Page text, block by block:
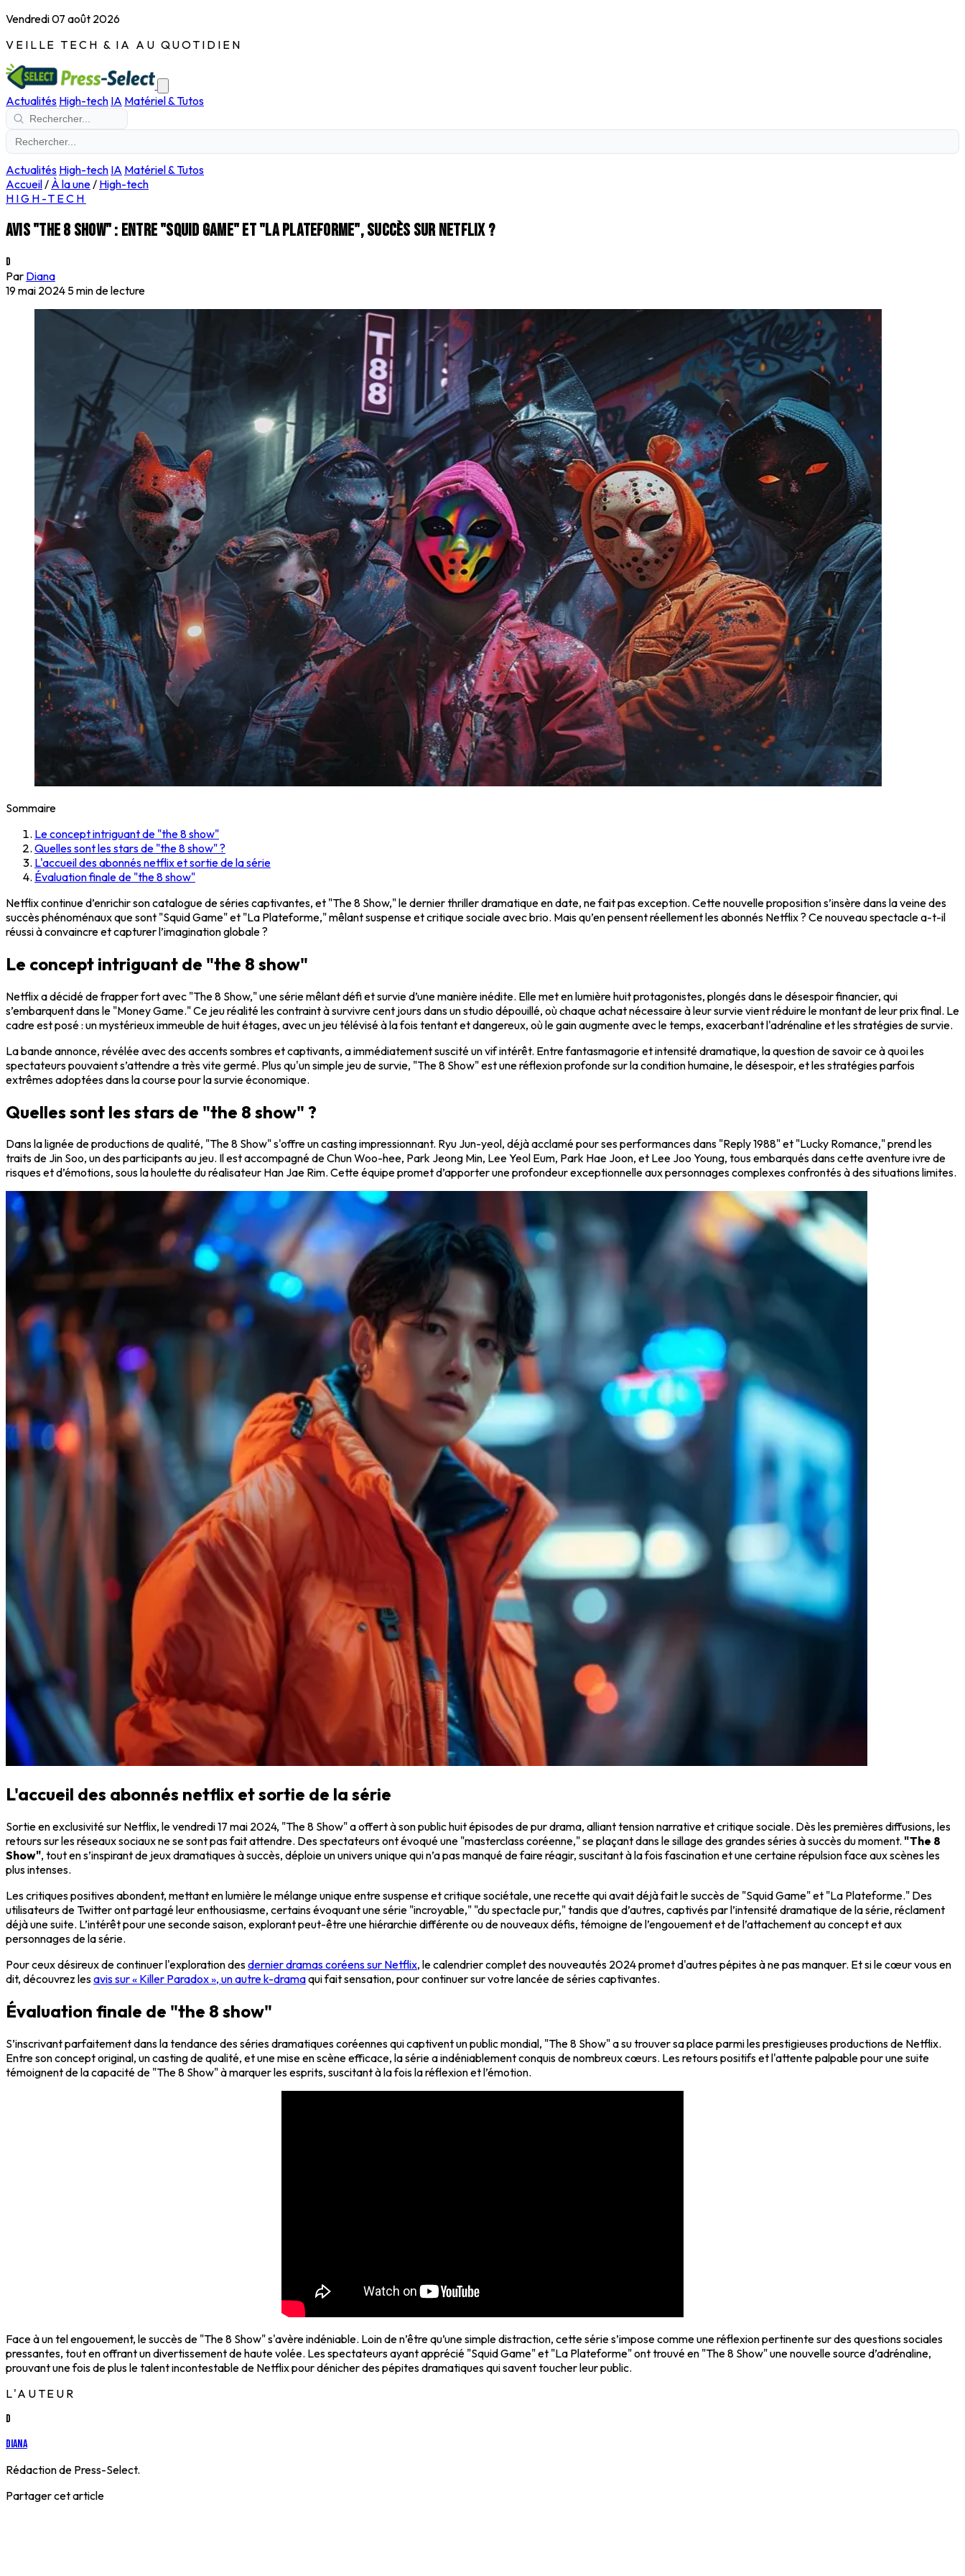
Vendredi 07 août 2026
VEILLE TECH & IA AU QUOTIDIEN
Actualités High-tech IA Matériel & Tutos
Actualités High-tech IA Matériel & Tutos
Accueil/ À la une/ High-tech
HIGH-TECH
Avis "The 8 show" : entre "Squid Game" et "La plateforme", succès sur Netflix ?
D
Par Diana
19 mai 2024 5 min de lecture
Sommaire
Le concept intriguant de "the 8 show"
Quelles sont les stars de "the 8 show" ?
L'accueil des abonnés netflix et sortie de la série
Évaluation finale de "the 8 show"
Netflix continue d’enrichir son catalogue de séries captivantes, et "The 8 Show," le dernier thriller dramatique en date, ne fait pas exception. Cette nouvelle proposition s’insère dans la veine des
succès phénoménaux que sont "Squid Game" et "La Plateforme," mêlant suspense et critique sociale avec brio. Mais qu’en pensent réellement les abonnés Netflix ? Ce nouveau spectacle a-t-il
réussi à convaincre et capturer l’imagination globale ?
Le concept intriguant de "the 8 show"
Netflix a décidé de frapper fort avec "The 8 Show," une série mêlant défi et survie d’une manière inédite. Elle met en lumière huit protagonistes, plongés dans le désespoir financier, qui
s’embarquent dans le "Money Game." Ce jeu réalité les contraint à survivre cent jours dans un studio dépouillé, où chaque achat nécessaire à leur survie vient réduire le montant de leur prix final. Le
cadre est posé : un mystérieux immeuble de huit étages, avec un jeu télévisé à la fois tentant et dangereux, où le gain augmente avec le temps, exacerbant l'adrénaline et les stratégies de survie.
La bande annonce, révélée avec des accents sombres et captivants, a immédiatement suscité un vif intérêt. Entre fantasmagorie et intensité dramatique, la question de savoir ce à quoi les
spectateurs pouvaient s’attendre a très vite germé. Plus qu'un simple jeu de survie, "The 8 Show" est une réflexion profonde sur la condition humaine, le désespoir, et les stratégies parfois
extrêmes adoptées dans la course pour la survie économique.
Quelles sont les stars de "the 8 show" ?
Dans la lignée de productions de qualité, "The 8 Show" s'offre un casting impressionnant. Ryu Jun-yeol, déjà acclamé pour ses performances dans "Reply 1988" et "Lucky Romance," prend les
traits de Jin Soo, un des participants au jeu. Il est accompagné de Chun Woo-hee, Park Jeong Min, Lee Yeol Eum, Park Hae Joon, et Lee Joo Young, tous embarqués dans cette aventure ivre de
risques et d’émotions, sous la houlette du réalisateur Han Jae Rim. Cette équipe promet d’apporter une profondeur exceptionnelle aux personnages complexes confrontés à des situations limites.
L'accueil des abonnés netflix et sortie de la série
Sortie en exclusivité sur Netflix, le vendredi 17 mai 2024, "The 8 Show" a offert à son public huit épisodes de pur drama, alliant tension narrative et critique sociale. Dès les premières diffusions, les
retours sur les réseaux sociaux ne se sont pas fait attendre. Des spectateurs ont évoqué une "masterclass coréenne," se plaçant dans le sillage des grandes séries à succès du moment. "The 8
Show", tout en s’inspirant de jeux dramatiques à succès, déploie un univers unique qui n’a pas manqué de faire réagir, suscitant à la fois fascination et une certaine répulsion face aux scènes les
plus intenses.
Les critiques positives abondent, mettant en lumière le mélange unique entre suspense et critique sociétale, une recette qui avait déjà fait le succès de "Squid Game" et "La Plateforme." Des
utilisateurs de Twitter ont partagé leur enthousiasme, certains évoquant une série "incroyable," "du spectacle pur," tandis que d’autres, captivés par l’intensité dramatique de la série, réclament
déjà une suite. L’intérêt pour une seconde saison, explorant peut-être une hiérarchie différente ou de nouveaux défis, témoigne de l’engouement et de l’attachement au concept et aux
personnages de la série.
Pour ceux désireux de continuer l'exploration desdernier dramas coréens sur Netflix, le calendrier complet des nouveautés 2024 promet d'autres pépites à ne pas manquer. Et si le cœur vous en
dit, découvrez lesavis sur « Killer Paradox », un autre k-dramaqui fait sensation, pour continuer sur votre lancée de séries captivantes.
Évaluation finale de "the 8 show"
S’inscrivant parfaitement dans la tendance des séries dramatiques coréennes qui captivent un public mondial, "The 8 Show" a su trouver sa place parmi les prestigieuses productions de Netflix.
Entre son concept original, un casting de qualité, et une mise en scène efficace, la série a indéniablement conquis de nombreux cœurs. Les retours positifs et l'attente palpable pour une suite
témoignent de la capacité de "The 8 Show" à marquer les esprits, suscitant à la fois la réflexion et l’émotion.
Face à un tel engouement, le succès de "The 8 Show" s'avère indéniable. Loin de n’être qu’une simple distraction, cette série s’impose comme une réflexion pertinente sur des questions sociales
pressantes, tout en offrant un divertissement de haute volée. Les spectateurs ayant apprécié "Squid Game" et "La Plateforme" ont trouvé en "The 8 Show" une nouvelle source d’adrénaline,
prouvant une fois de plus le talent incontestable de Netflix pour dénicher des pépites dramatiques qui savent toucher leur public.
L'AUTEUR
D
Diana
Rédaction de Press-Select.
Partager cet article